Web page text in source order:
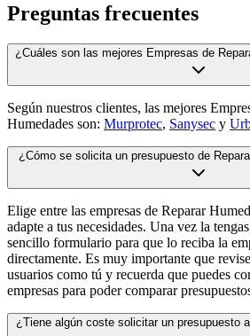
Preguntas frecuentes
¿Cuáles son las mejores Empresas de
Según nuestros clientes, las mejores
Humedades son: Murprotec, Sanysec y
¿Cómo se solicita un presupuesto de
Elige entre las empresas de Reparar
adapte a tus necesidades. Una vez la
sencillo formulario para que lo reciba la
directamente. Es muy importante que
usuarios como tú y recuerda que puedes
empresas para poder comparar
¿Tiene algún coste solicitar un presupuesto